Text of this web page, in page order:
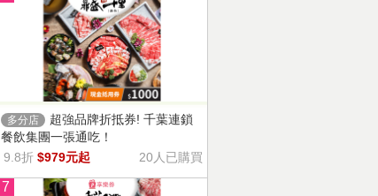
多分店
超強品牌折抵券! 千葉連鎖
餐飲集團一張通吃！
9.8折 $979元起 20人已購買
7